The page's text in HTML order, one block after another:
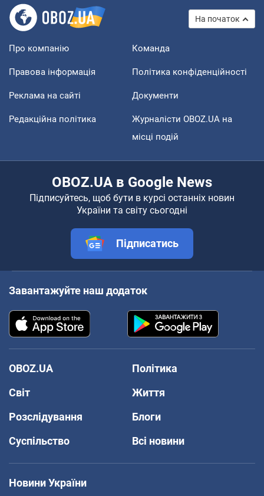
На початок
Про компанію Команда
Правова інформація Політика конфіденційності
Реклама на сайті Документи
Редакційна політика
Журналісти OBOZ.UA на
місці подій
OBOZ.UA в Google News
Підписуйтесь, щоб бути в курсі останніх новин
України та світу сьогодні
Підписатись
Завантажуйте наш додаток
OBOZ.UA
Політика
Світ
Життя
Розслідування
Блоги
Суспільство
Всі новини
Новини України